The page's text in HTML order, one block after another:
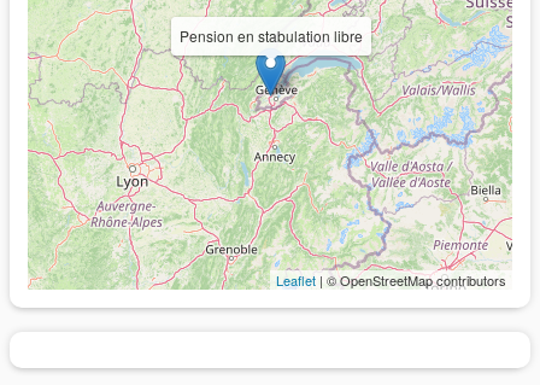
Pension en stabulation libre
Leaflet | © OpenStreetMap contributors